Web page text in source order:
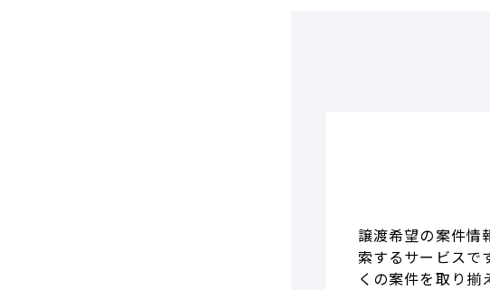
譲渡希望の案件情
索するサービスで
くの案件を取り揃